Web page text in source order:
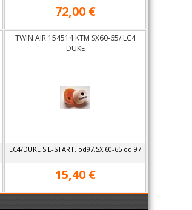
72,00 €
TWIN AIR 154514 KTM SX60-65/ LC4
DUKE
LC4/DUKE S E-START. od97,SX 60-65 od 97
15,40 €